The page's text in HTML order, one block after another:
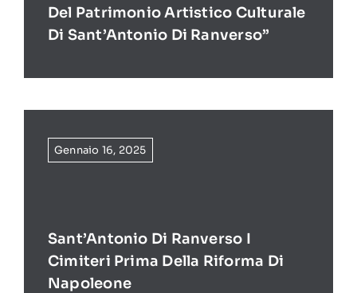
Del Patrimonio Artistico Culturale
Di Sant’Antonio Di Ranverso”
Gennaio 16, 2025
Sant’Antonio Di Ranverso I
Cimiteri Prima Della Riforma Di
Napoleone